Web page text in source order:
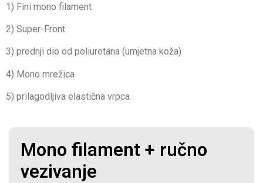
1) Fini mono filament
2) Super-Front
3) prednji dio od poliuretana (umjetna koža)
4) Mono mrežica
5) prilagodljiva elastična vrpca
Mono filament + ručno
vezivanje